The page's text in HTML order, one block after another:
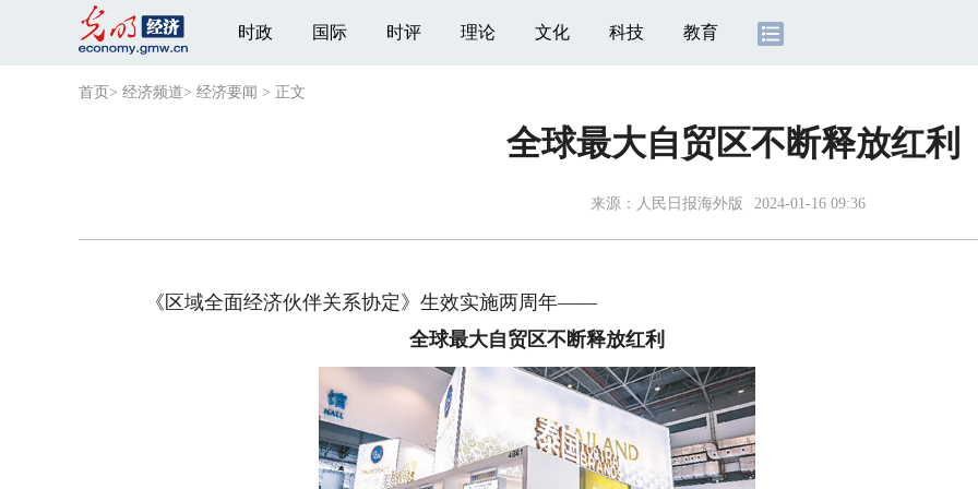
时政 国际 时评 理论 文化 科技 教育
首页 > 经济频道> 经济要闻 > 正文
全球最大自贸区不断释放红利
来源： 人民日报海外版 2024-01-16 09:36
《区域全面经济伙伴关系协定》生效实施两周年——
全球最大自贸区不断释放红利